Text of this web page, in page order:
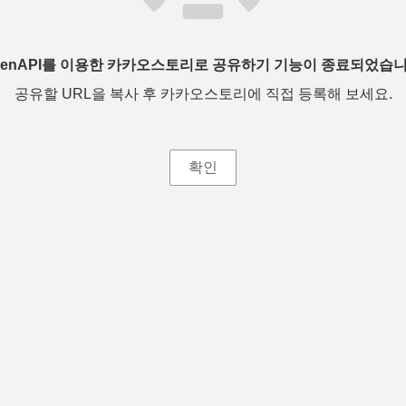
를 이용한 카카오스토리로 공유하기 기능이 종료되었습
공유할 URL을 복사 후 카카오스토리에 직접 등록해 보세요.
확인